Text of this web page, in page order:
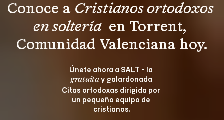
Conoce a Cristianos ortodoxos
en soltería en Torrent,
Comunidad Valenciana hoy.
Únete ahora a SALT - la
gratuita y galardonada
Citas ortodoxas dirigida por
un pequeño equipo de
cristianos.